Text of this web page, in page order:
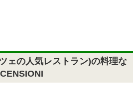
ェの人気レストラン)の料理な